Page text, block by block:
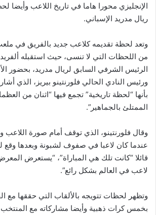
الإنجليزي محورا هاما في تاريخ اللاعب وأيضا
ريال مدريد الإسباني.
وتعد لحظة تقديمه كلاعب جديد بالفريق في ملعب
من اللحظات التي لا تنسى، حيث استقبله
الرئيس الشرفي السابق لريال مدريد، بحضور
ورئيس النادي الحالي فلورنتينو بيريز، الذي
بأنها “لحظة تاريخية” تجمع فيها “اثنان من
الممتلئ بالجماهير”.
عندما كان لاعبا في صفوف لشبونة وبعدها وقع
قائلا “كانت تلك هي المباراة”، “يستعرض
لاعب في العالم بشكل رائع”.
وتظهر لحظات تتويجه بالألقاب التي حققها مع
بخمس كرات ذهبية وأيضا مشاركاته مع المنتخب